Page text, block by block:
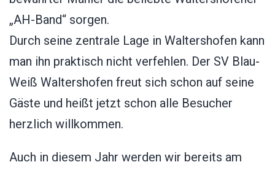
„AH-Band“ sorgen.
Durch seine zentrale Lage in Waltershofen kann
man ihn praktisch nicht verfehlen. Der SV Blau-
Weiß Waltershofen freut sich schon auf seine
Gäste und heißt jetzt schon alle Besucher
herzlich willkommen.
Auch in diesem Jahr werden wir bereits am